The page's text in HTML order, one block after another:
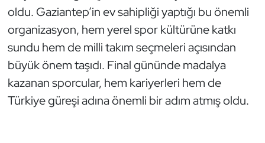
oldu. Gaziantep’in ev sahipliği yaptığı bu önemli
organizasyon, hem yerel spor kültürüne katkı
sundu hem de milli takım seçmeleri açısından
büyük önem taşıdı. Final gününde madalya
kazanan sporcular, hem kariyerleri hem de
Türkiye güreşi adına önemli bir adım atmış oldu.
Satranç
Su Topu
Sualtı Sporları
Tekvando